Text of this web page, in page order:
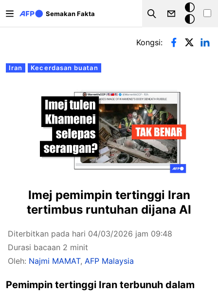
Semakan Fakta
Search
Mod
gelap
Tab-tab utama
Iran Kecerdasan buatan
Kongsi:
Imej pemimpin tertinggi Iran
tertimbus runtuhan dijana AI
Diterbitkan pada hari 04/03/2026 jam 09:48
Durasi bacaan 2 minit
Oleh: Najmi MAMAT, AFP Malaysia
Pemimpin tertinggi Iran terbunuh dalam